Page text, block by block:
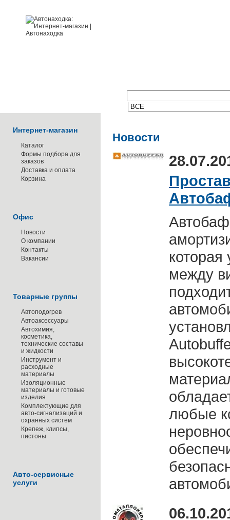
Интернет-магазин
Каталог
Формы подбора для
заказов
Доставка и оплата
Корзина
Офис
Новости
О компании
Контакты
Вакансии
Товарные группы
Автоподогрев
Автоаксессуары
Автохимия,
косметика,
технические составы
и жидкости
Инструмент и
расходные
материалы
Изоляционные
материалы и готовые
изделия
Комплектующие для
авто-сигнализаций и
охранных систем
Крепеж, клипсы,
пистоны
Авто-сервисные
услуги
Новости
которая
между
любые